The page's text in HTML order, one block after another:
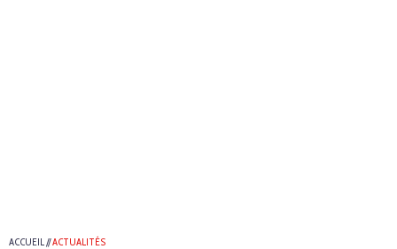
ACCUEIL//ACTUALITÉS